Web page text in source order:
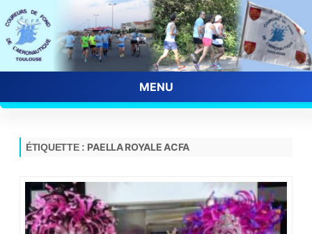
MENU
Skip
ÉTIQUETTE : PAELLA ROYALE ACFA